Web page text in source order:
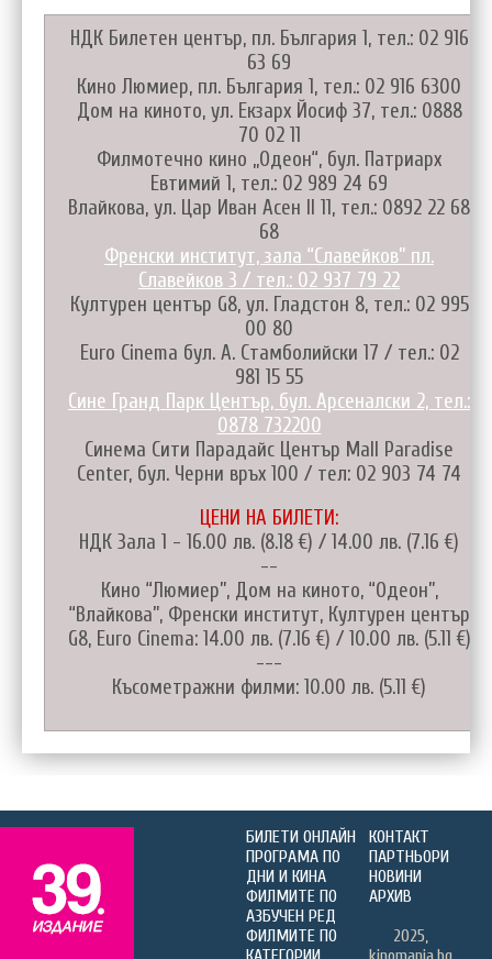
НДК Билетен център, пл. България 1, тел.: 02 916
63 69
Кино Люмиер, пл. България 1, тел.: 02 916 6300
Дом на киното, ул. Екзарх Йосиф 37, тел.: 0888
70 02 11
Филмотечно кино „Одеон“, бул. Патриарх
Евтимий 1, тел.: 02 989 24 69
Влайкова, ул. Цар Иван Асен II 11, тел.: 0892 22 68
68
Френски институт, зала “Славейков” пл.
Славейков 3 / тел.: 02 937 79 22
Културен център G8, ул. Гладстон 8, тел.: 02 995
00 80
Euro Cinema бул. А. Стамболийски 17 / тел.: 02
981 15 55
Сине Гранд Парк Център, бул. Арсеналски 2, тел.:
0878 732200
Синема Сити Парадайс Център Mall Paradise
Center, бул. Черни връх 100 / тел: 02 903 74 74
ЦЕНИ НА БИЛЕТИ:
НДК Зала 1 - 16.00 лв. (8.18 €) / 14.00 лв. (7.16 €)
--
Кино “Люмиер”, Дом на киното, “Одеон”,
“Влайкова”, Френски институт, Културен център
G8, Euro Cinema: 14.00 лв. (7.16 €) / 10.00 лв. (5.11 €)
---
Късометражни филми: 10.00 лв. (5.11 €)
БИЛЕТИ ОНЛАЙН
ПРОГРАМА ПО
ДНИ И КИНА
ФИЛМИТЕ ПО
АЗБУЧЕН РЕД
ФИЛМИТЕ ПО
КОНТАКТ
ПАРТНЬОРИ
НОВИНИ
АРХИВ
2025,